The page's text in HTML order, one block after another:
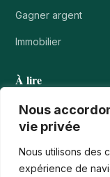
Nous
vie privée
Nous utilisons des
expérience de
Gagner argent
Immobilier
À lire
Tournois casino :
Les paiements
Bonus de